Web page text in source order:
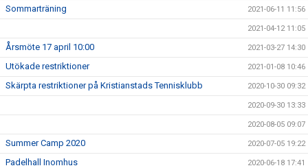
Sommarträning 2021-06-11 11:56
2021-04-12 11:05
Årsmöte 17 april 10:00 2021-03-27 14:30
Utökade restriktioner 2021-01-08 10:46
Skärpta restriktioner på Kristianstads Tennisklubb 2020-10-30 09:32
2020-09-30 13:33
2020-08-05 09:07
Summer Camp 2020 2020-07-05 19:22
Padelhall Inomhus 2020-06-18 17:41